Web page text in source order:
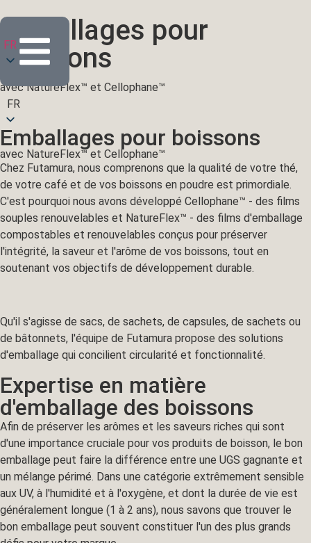
FR
FR
Emballages pour
boissons
avec NatureFlex™ et Cellophane™
Emballages pour boissons
avec NatureFlex™ et Cellophane™
Chez Futamura, nous comprenons que la qualité de votre thé,
de votre café et de vos boissons en poudre est primordiale.
C'est pourquoi nous avons développé Cellophane™ - des films
souples renouvelables et NatureFlex™ - des films d'emballage
compostables et renouvelables conçus pour préserver
l'intégrité, la saveur et l'arôme de vos boissons, tout en
soutenant vos objectifs de développement durable.
Qu'il s'agisse de sacs, de sachets, de capsules, de sachets ou
de bâtonnets, l'équipe de Futamura propose des solutions
d'emballage qui concilient circularité et fonctionnalité.
Expertise en matière
d'emballage des boissons
Afin de préserver les arômes et les saveurs riches qui sont
d'une importance cruciale pour vos produits de boisson, le bon
emballage peut faire la différence entre une UGS gagnante et
un mélange périmé. Dans une catégorie extrêmement sensible
aux UV, à l'humidité et à l'oxygène, et dont la durée de vie est
généralement longue (1 à 2 ans), nous savons que trouver le
bon emballage peut souvent constituer l'un des plus grands